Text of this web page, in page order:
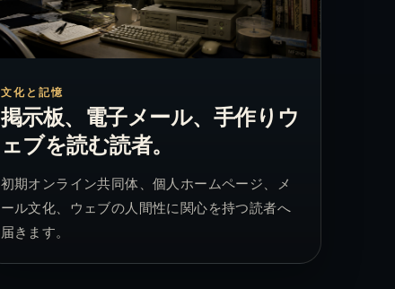
文化と記憶
掲示板、電子メール、手作りウ
ェブを読む読者。
初期オンライン共同体、個人ホームページ、メ
ール文化、ウェブの人間性に関心を持つ読者へ
届きます。